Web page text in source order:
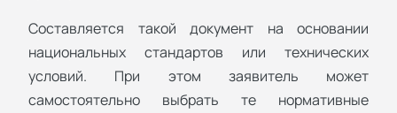
Составляется такой документ на основании
национальных стандартов или технических
условий. При этом заявитель может
самостоятельно выбрать те нормативные